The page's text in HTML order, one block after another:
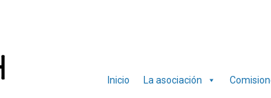
Inicio La asociación